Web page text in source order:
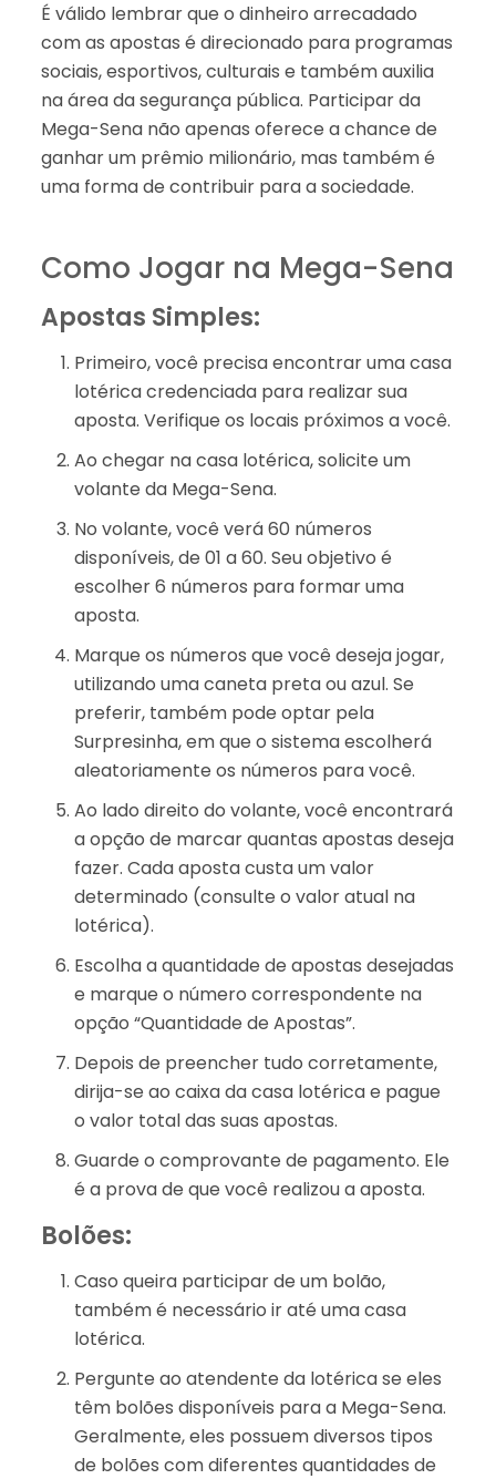
É válido lembrar que o dinheiro arrecadado
com as apostas é direcionado para programas
sociais, esportivos, culturais e também auxilia
na área da segurança pública. Participar da
Mega-Sena não apenas oferece a chance de
ganhar um prêmio milionário, mas também é
uma forma de contribuir para a sociedade.
Como Jogar na Mega-Sena
Apostas Simples:
Primeiro, você precisa encontrar uma casa
lotérica credenciada para realizar sua
aposta. Verifique os locais próximos a você.
Ao chegar na casa lotérica, solicite um
volante da Mega-Sena.
No volante, você verá 60 números
disponíveis, de 01 a 60. Seu objetivo é
escolher 6 números para formar uma
aposta.
Marque os números que você deseja jogar,
utilizando uma caneta preta ou azul. Se
preferir, também pode optar pela
Surpresinha, em que o sistema escolherá
aleatoriamente os números para você.
Ao lado direito do volante, você encontrará
a opção de marcar quantas apostas deseja
fazer. Cada aposta custa um valor
determinado (consulte o valor atual na
lotérica).
Escolha a quantidade de apostas desejadas
e marque o número correspondente na
opção “Quantidade de Apostas”.
Depois de preencher tudo corretamente,
dirija-se ao caixa da casa lotérica e pague
o valor total das suas apostas.
Guarde o comprovante de pagamento. Ele
é a prova de que você realizou a aposta.
Bolões:
Caso queira participar de um bolão,
também é necessário ir até uma casa
lotérica.
Pergunte ao atendente da lotérica se eles
têm bolões disponíveis para a Mega-Sena.
Geralmente, eles possuem diversos tipos
de bolões com diferentes quantidades de